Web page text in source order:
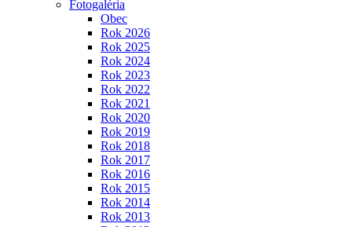
Fotogaléria
Obec
Rok 2026
Rok 2025
Rok 2024
Rok 2023
Rok 2022
Rok 2021
Rok 2020
Rok 2019
Rok 2018
Rok 2017
Rok 2016
Rok 2015
Rok 2014
Rok 2013